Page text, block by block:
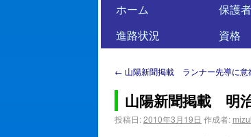
ホーム 保護
進路状況
資格
← 山陽新聞掲載 ランナー先導に意
山陽新聞掲載 明
投稿日:2010年3月19日 作成者: